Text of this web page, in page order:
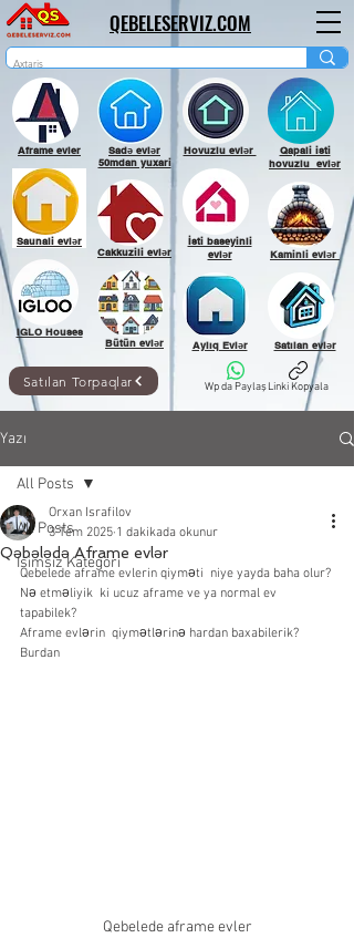
QEBELESERVIZ.COM
Aframe evler
Saunali evlər
IGLO Houses
Sadə evlər
50mdan yuxari
Cakkuzili evlər
Bütün evlər
Hovuzlu evlər
İsti baseyinli
evlər
Aylıq Evlər
Qapali isti
hovuzlu evlər
Kaminli evlər
Satılan evlər
Wp da PaylaşLinki Kopyala
Satılan Torpaqlar
Yazı
All Posts
İsimsiz Kategori
All Posts
Qəbələdə Aframe evlər
Orxan Israfilov
3 Tem 2025 1 dakikada okunur
Qebelede aframe evlerin qiyməti  niye yayda baha olur?
Nə etməliyik  ki ucuz aframe ve ya normal ev
tapabilek?
Aframe evlərin  qiymətlərinə hardan baxabilerik?
Burdan
Qebelede aframe evler